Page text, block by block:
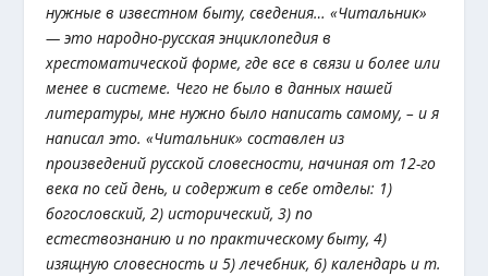
нужные в известном быту, сведения… «Читальник»
— это народно-русская энциклопедия в
хрестоматической форме, где все в связи и более или
менее в системе. Чего не было в данных нашей
литературы, мне нужно было написать самому, – и я
написал это. «Читальник» составлен из
произведений русской словесности, начиная от 12-го
века по сей день, и содержит в себе отделы: 1)
богословский, 2) исторический, 3) по
естествознанию и по практическому быту, 4)
изящную словесность и 5) лечебник, 6) календарь и т.